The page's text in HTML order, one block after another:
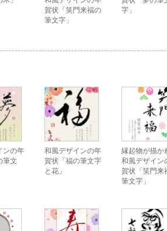
賀状「笑門来福の
筆文字」
字」
ンの年
筆文
和風デザインの年
賀状「福の筆文字
と花」
縁起物が描か
和風デザイン
賀状「笑門来
筆文字」